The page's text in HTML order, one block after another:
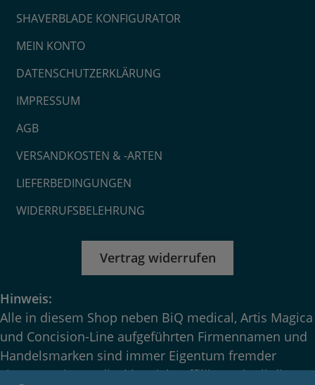
SHAVERBLADE KONFIGURATOR
MEIN KONTO
DATENSCHUTZERKLÄRUNG
IMPRESSUM
AGB
VERSANDKOSTEN & -ARTEN
LIEFERBEDINGUNGEN
WIDERRUFSBELEHRUNG
Vertrag widerrufen
Hinweis:
Alle in diesem Shop neben BiQ medical, Artis Magica
und Concision-Line aufgeführten Firmennamen und
Handelsmarken sind immer Eigentum fremder
Firmen – BiQ medical ist nicht affiliiert mit all diesen